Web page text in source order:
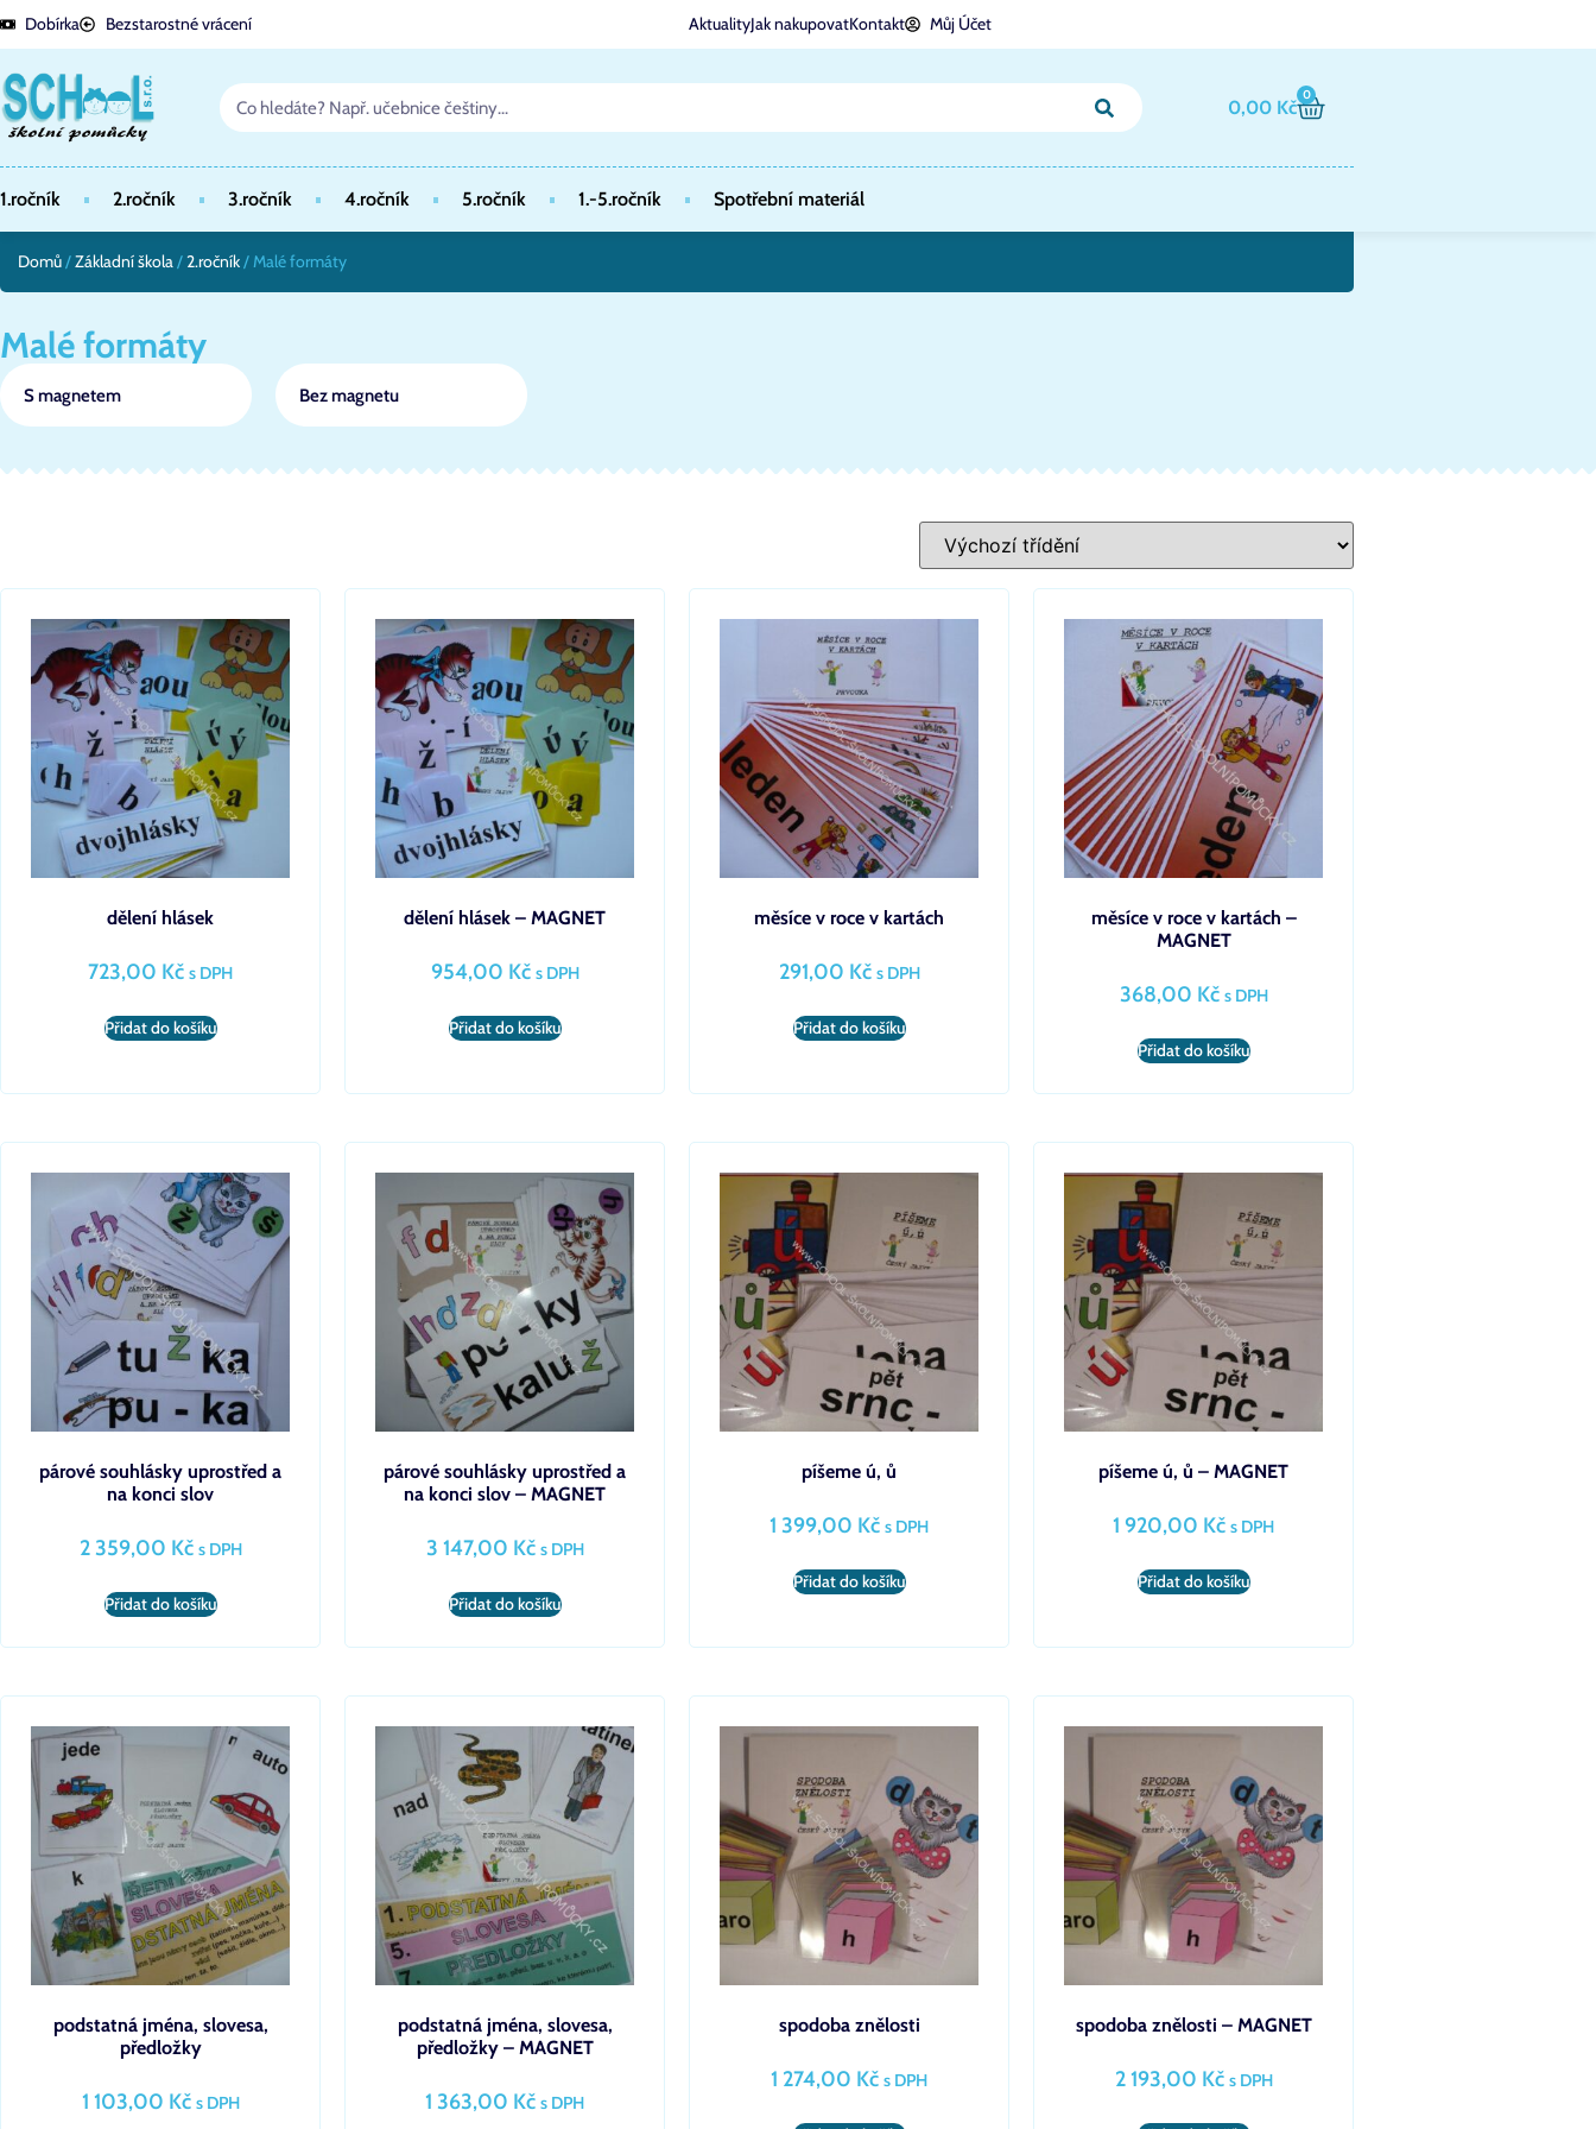
Dobírka Bezstarostné vrácení AktualityJak nakupovatKontakt Můj Účet
0,00 Kč
0
1.ročník 2.ročník 3.ročník 4.ročník 5.ročník 1.-5.ročník Spotřební materiál
Domů/Základní škola/2.ročník/ Malé formáty
Malé formáty
S magnetem Bez magnetu
dělení hlásek
723,00 Kč s DPH
Přidat do košíku
dělení hlásek – MAGNET
954,00 Kč s DPH
Přidat do košíku
měsíce v roce v kartách
291,00 Kč s DPH
Přidat do košíku
měsíce v roce v kartách –
MAGNET
368,00 Kč s DPH
Přidat do košíku
párové souhlásky uprostřed a
na konci slov
2 359,00 Kč s DPH
Přidat do košíku
párové souhlásky uprostřed a
na konci slov – MAGNET
3 147,00 Kč s DPH
Přidat do košíku
píšeme ú, ů
1 399,00 Kč s DPH
Přidat do košíku
píšeme ú, ů – MAGNET
1 920,00 Kč s DPH
Přidat do košíku
podstatná jména, slovesa,
předložky
1 103,00 Kč s DPH
podstatná jména, slovesa,
předložky – MAGNET
1 363,00 Kč s DPH
spodoba znělosti
1 274,00 Kč s DPH
spodoba znělosti – MAGNET
2 193,00 Kč s DPH